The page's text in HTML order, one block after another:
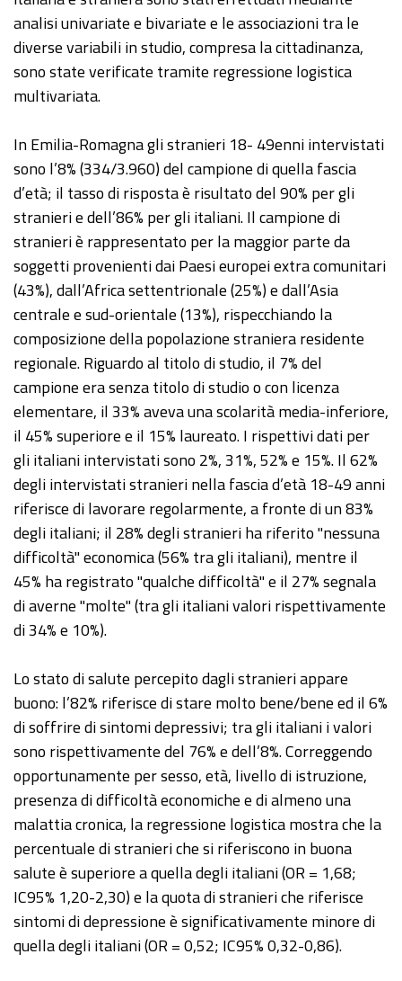
analisi univariate e bivariate e le associazioni tra le
diverse variabili in studio, compresa la cittadinanza,
sono state verificate tramite regressione logistica
multivariata.
In Emilia-Romagna gli stranieri 18- 49enni intervistati
sono l’8% (334/3.960) del campione di quella fascia
d’età; il tasso di risposta è risultato del 90% per gli
stranieri e dell’86% per gli italiani. Il campione di
stranieri è rappresentato per la maggior parte da
soggetti provenienti dai Paesi europei extra comunitari
(43%), dall’Africa settentrionale (25%) e dall’Asia
centrale e sud-orientale (13%), rispecchiando la
composizione della popolazione straniera residente
regionale. Riguardo al titolo di studio, il 7% del
campione era senza titolo di studio o con licenza
elementare, il 33% aveva una scolarità media-inferiore,
il 45% superiore e il 15% laureato. I rispettivi dati per
gli italiani intervistati sono 2%, 31%, 52% e 15%. Il 62%
degli intervistati stranieri nella fascia d’età 18-49 anni
riferisce di lavorare regolarmente, a fronte di un 83%
degli italiani; il 28% degli stranieri ha riferito "nessuna
difficoltà" economica (56% tra gli italiani), mentre il
45% ha registrato "qualche difficoltà" e il 27% segnala
di averne "molte" (tra gli italiani valori rispettivamente
di 34% e 10%).
Lo stato di salute percepito dagli stranieri appare
buono: l’82% riferisce di stare molto bene/bene ed il 6%
di soffrire di sintomi depressivi; tra gli italiani i valori
sono rispettivamente del 76% e dell’8%. Correggendo
opportunamente per sesso, età, livello di istruzione,
presenza di difficoltà economiche e di almeno una
malattia cronica, la regressione logistica mostra che la
percentuale di stranieri che si riferiscono in buona
salute è superiore a quella degli italiani (OR = 1,68;
IC95% 1,20-2,30) e la quota di stranieri che riferisce
sintomi di depressione è significativamente minore di
quella degli italiani (OR = 0,52; IC95% 0,32-0,86).